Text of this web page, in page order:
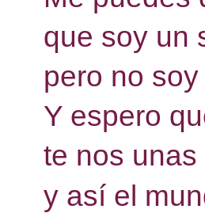
que soy un
pero no
Y espero
te nos
y así el